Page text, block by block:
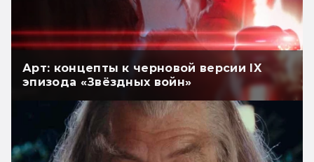
Арт: концепты к черновой версии IX
эпизода «Звёздных войн»